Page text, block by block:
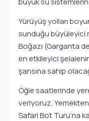
Yürüyüş yolları
sunduğu büyüleyici
Boğazı (Garganta
en etkileyici
şansına sahip
Öğle saatlerinde
veriyoruz.
Safari Bot Turu’na